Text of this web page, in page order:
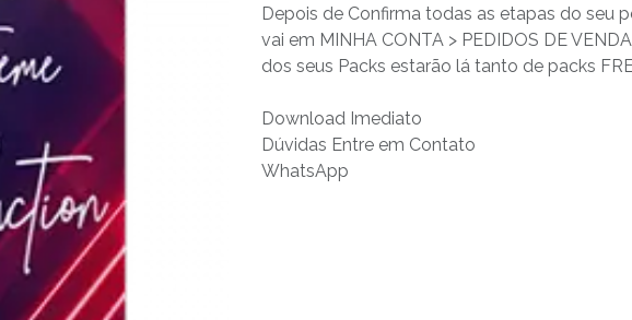
Depois de Confirma todas as etapas do seu
vai em MINHA CONTA > PEDIDOS DE
dos seus Packs estarão lá tanto de packs
Download Imediato
Dúvidas Entre em Contato
WhatsApp